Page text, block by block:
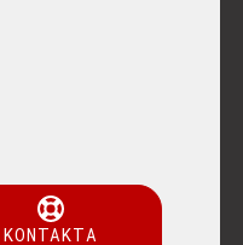
KONTAKTA